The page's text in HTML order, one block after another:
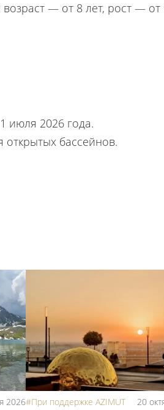
возраст — от 8 лет, рост — от
июля 2026 года.
открытых бассейнов.
2026#При поддержке AZIMUT 20